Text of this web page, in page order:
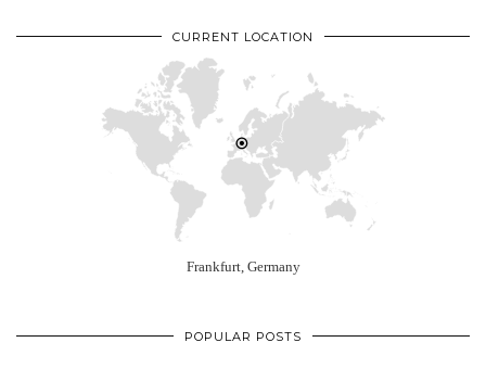
CURRENT LOCATION
Frankfurt, Germany
POPULAR POSTS